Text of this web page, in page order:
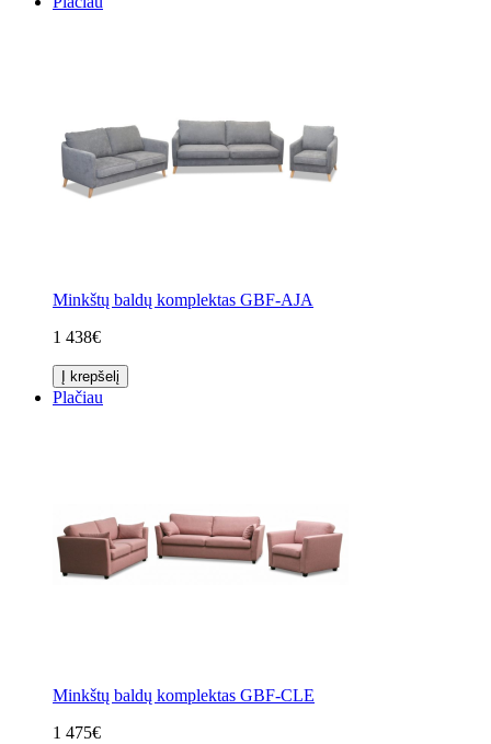
Minkštų baldų komplektas GBF-AJA
1 438€
Į krepšelį
Plačiau
Minkštų baldų komplektas GBF-CLE
1 475€